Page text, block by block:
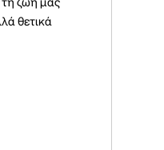
θετικά